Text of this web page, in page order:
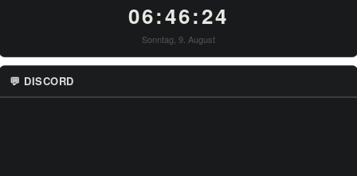
06:46:24
Sonntag, 9. August
💬 DISCORD